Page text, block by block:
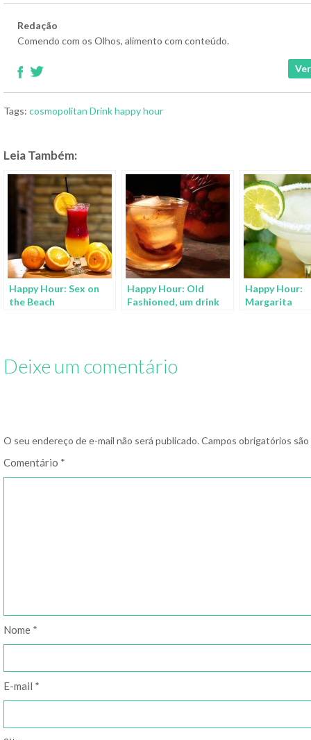
Redação
Comendo com os Olhos, alimento com conteúdo.
Tags: cosmopolitan Drinkhappy hour
Leia Também:
Happy Hour: Sex on
the Beach
Happy Hour: Old
Fashioned, um drink
Happy Hour:
Margarita
Deixe um comentário
O seu endereço de e-mail não será publicado. Campos obrigatórios
Comentário *
Nome *
E-mail *